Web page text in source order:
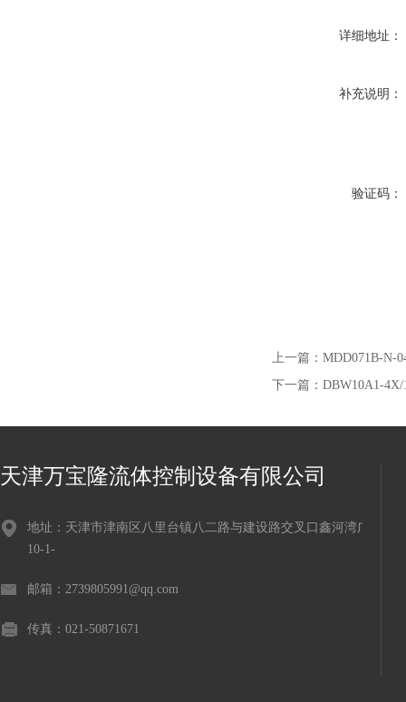
详细地址：
补充说明：
验证码：
上一篇： MDD071B-N-
下一篇： DBW10A1-
天津万宝隆流体控制设备有限公司
地址：天津市津南区八里台镇八二路与建设路交叉口鑫河湾广场
10-1-
邮箱：2739805991@qq.com
传真：021-50871671